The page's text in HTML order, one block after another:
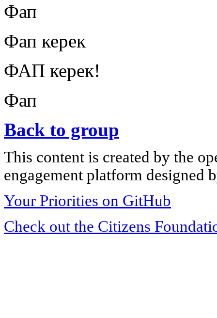
Фап
Фап керек
ФАП керек!
Фап
Back to group
This content is created by the
engagement platform designed
Your Priorities on GitHub
Check out the Citizens